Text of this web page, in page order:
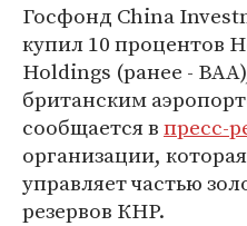
Госфонд China
купил 10 процентов
Holdings (ранее -
британским
сообщается впресс-
организации,
управляет частью
резервов КНР.